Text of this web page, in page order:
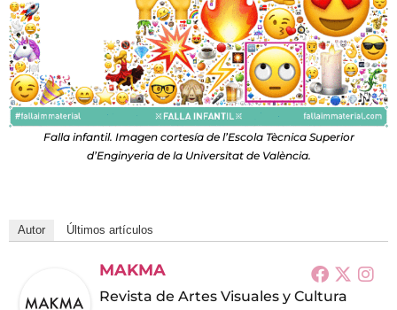
Falla infantil. Imagen cortesía de l’Escola Tècnica Superior
d’Enginyeria de la Universitat de València.
Autor Últimos artículos
MAKMA
Revista de Artes Visuales y Cultura